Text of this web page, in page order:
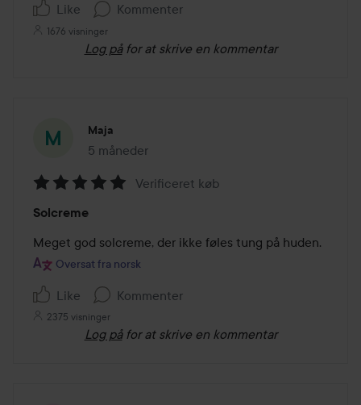
Like Kommenter
1676 visninger
Log på for at skrive en kommentar
Maja
5 måneder
Posten blev oprettet 5 måneder
5
ud
af
Verificeret køb
Solcreme
Meget god solcreme, der ikke føles tung på huden.
Oversat fra norsk
Like Kommenter
2375 visninger
Log på for at skrive en kommentar